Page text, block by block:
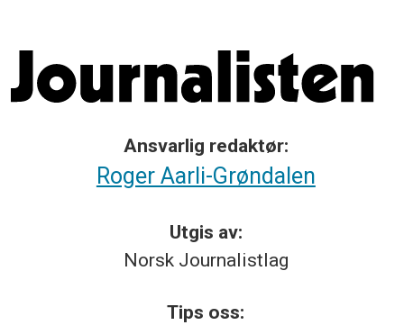
Ansvarlig redaktør:
Roger Aarli-Grøndalen
Utgis av:
Norsk Journalistlag
Tips oss: